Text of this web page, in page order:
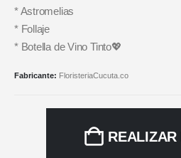
* Astromelias
* Follaje
* Botella de Vino Tinto💖
Fabricante: FloristeriaCucuta.co
REALIZAR